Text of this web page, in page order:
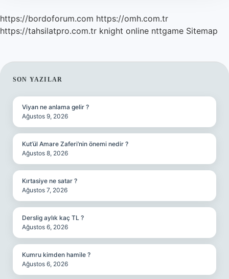
https://bordoforum.com https://omh.com.tr
https://tahsilatpro.com.tr knight online nttgame Sitemap
SIDEBAR
SON YAZILAR
Viyan ne anlama gelir ?
Ağustos 9, 2026
Kut’ül Amare Zaferi’nin önemi nedir ?
Ağustos 8, 2026
Kırtasiye ne satar ?
Ağustos 7, 2026
Derslig aylık kaç TL ?
Ağustos 6, 2026
Kumru kimden hamile ?
Ağustos 6, 2026